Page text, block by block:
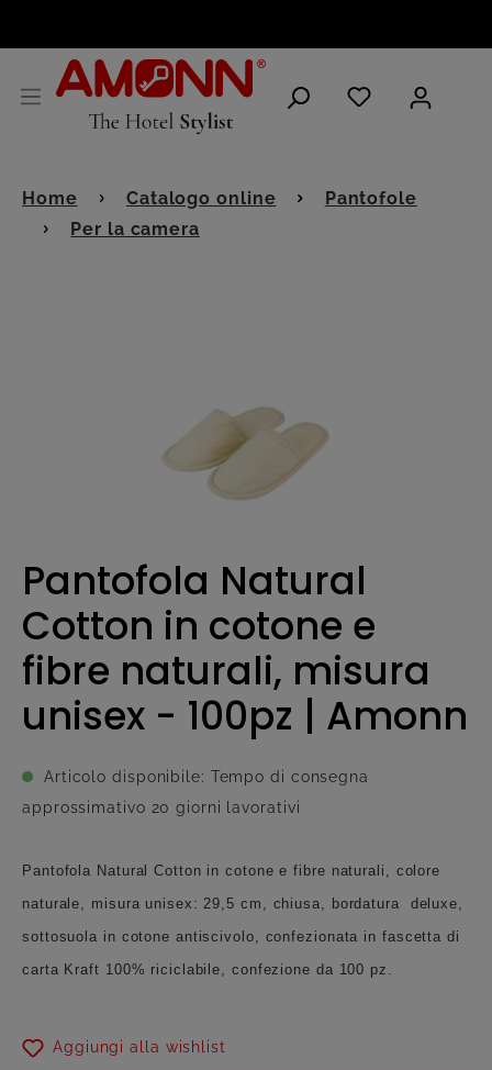
Home Catalogo online
Pantofole
Per la camera
Pantofola Natural
Cotton in cotone e
fibre naturali, misura
unisex - 100pz | Amonn
Articolo disponibile: Tempo di consegna
approssimativo 20 giorni lavorativi
Pantofola Natural Cotton in cotone e fibre naturali, colore
naturale, misura unisex: 29,5 cm, chiusa, bordatura deluxe,
sottosuola in cotone antiscivolo, confezionata in fascetta di
carta Kraft 100% riciclabile, confezione da 100 pz.
Aggiungi alla wishlist